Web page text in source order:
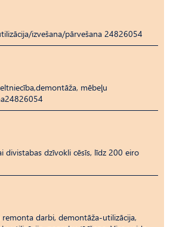
izvešana/pārvešana 24826054
mēbeļu
divistabas dzīvokli cēsīs, līdz 200 eiro
remonta darbi, demontāža-utilizācija,